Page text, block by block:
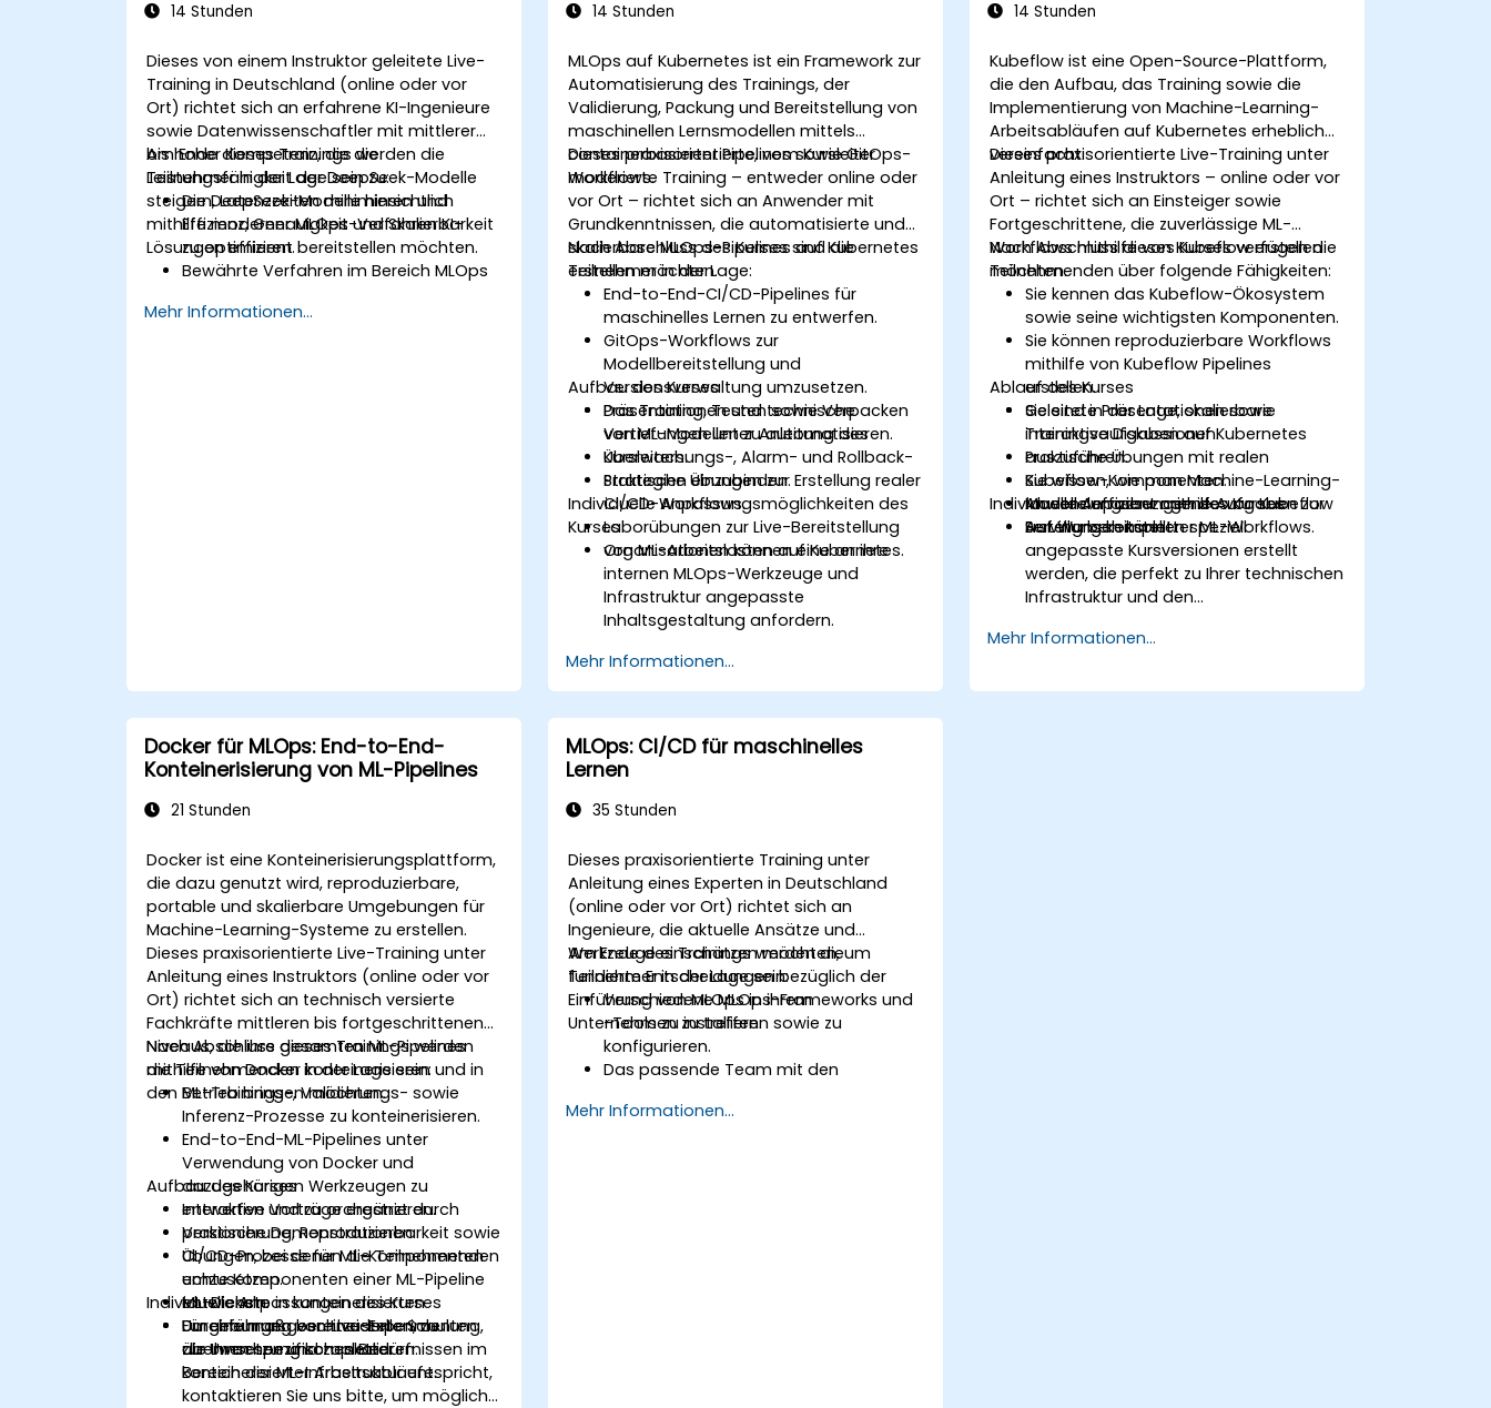
14 Stunden
Dieses von einem Instruktor geleitete Live-
Training in Deutschland (online oder vor
Ort) richtet sich an erfahrene KI-Ingenieure
sowie Datenwissenschaftler mit mittlerer
bis hoher Kompetenz, die die
Leistungsfähigkeit der DeepSeek-Modelle
steigern, Latenzzeiten minimieren und
mithilfe moderner MLOps-Verfahren KI-
Lösungen effizient bereitstellen möchten.
Am Ende dieses Trainings werden die
Teilnehmer in der Lage sein zu:
Die DeepSeek-Modelle hinsichtlich
Effizienz, Genauigkeit und Skalierbarkeit
zu optimieren.
Bewährte Verfahren im Bereich MLOps
DeepSeek-Modelle sowohl in Cloud- als
Mehr Informationen...
14 Stunden
MLOps auf Kubernetes ist ein Framework zur
Automatisierung des Trainings, der
Validierung, Packung und Bereitstellung von
maschinellen Lernsmodellen mittels
containerbasierter Pipelines sowie GitOps-
Workflows.
Dieses praxisorientierte, vom Kursleiter
moderierte Training – entweder online oder
vor Ort – richtet sich an Anwender mit
Grundkenntnissen, die automatisierte und
skalierbare MLOps-Pipelines auf Kubernetes
erstellen möchten.
Nach Abschluss des Kurses sind die
Teilnehmer in der Lage:
End-to-End-CI/CD-Pipelines für
maschinelles Lernen zu entwerfen.
GitOps-Workflows zur
Modellbereitstellung und
Versionsverwaltung umzusetzen.
Das Training, Testen sowie Verpacken
von ML-Modellen zu automatisieren.
Überwachungs-, Alarm- und Rollback-
Strategien einzubinden.
Aufbau des Kurses
Präsentationen und technische
Vertiefungen unter Anleitung des
Kursleiters.
Praktische Übungen zur Erstellung realer
CI/CD-Workflows.
Laborübungen zur Live-Bereitstellung
von ML-Arbeitslasten auf Kubernetes.
Individuelle Anpassungsmöglichkeiten des
Kurses
Organisationen können eine an ihre
internen MLOps-Werkzeuge und
Infrastruktur angepasste
Inhaltsgestaltung anfordern.
Mehr Informationen...
14 Stunden
Kubeflow ist eine Open-Source-Plattform,
die den Aufbau, das Training sowie die
Implementierung von Machine-Learning-
Arbeitsabläufen auf Kubernetes erheblich
vereinfacht.
Dieses praxisorientierte Live-Training unter
Anleitung eines Instruktors – online oder vor
Ort – richtet sich an Einsteiger sowie
Fortgeschrittene, die zuverlässige ML-
Workflows mithilfe von Kubeflow erstellen
möchten.
Nach Abschluss dieses Kurses verfügen die
Teilnehmenden über folgende Fähigkeiten:
Sie kennen das Kubeflow-Ökosystem
sowie seine wichtigsten Komponenten.
Sie können reproduzierbare Workflows
mithilfe von Kubeflow Pipelines
erstellen.
Sie sind in der Lage, skalierbare
Trainingsaufgaben auf Kubernetes
auszuführen.
Sie wissen, wie man Machine-Learning-
Modelle effizient mithilfe von Kubeflow
Serving bereitstellt.
Ablauf des Kurses
Geleitete Präsentationen sowie
interaktive Diskussionen.
Praktische Übungen mit realen
Kubeflow-Komponenten.
Anwendungsbezogene Aufgaben zur
Erstellung kompletter ML-Workflows.
Individuelle Anpassungen des Kurses
Auf Wunsch können speziell
angepasste Kursversionen erstellt
werden, die perfekt zu Ihrer technischen
Infrastruktur und den
Mehr Informationen...
Docker für MLOps: End-to-End-
Konteinerisierung von ML-Pipelines
21 Stunden
Docker ist eine Konteinerisierungsplattform,
die dazu genutzt wird, reproduzierbare,
portable und skalierbare Umgebungen für
Machine-Learning-Systeme zu erstellen.
Dieses praxisorientierte Live-Training unter
Anleitung eines Instruktors (online oder vor
Ort) richtet sich an technisch versierte
Fachkräfte mittleren bis fortgeschrittenen
Niveaus, die ihre gesamten ML-Pipelines
mithilfe von Docker konteinerisieren und in
den Betrieb bringen möchten.
Nach Abschluss dieses Trainings werden
die Teilnehmenden in der Lage sein:
ML-Trainings-, Validierungs- sowie
Inferenz-Prozesse zu konteinerisieren.
End-to-End-ML-Pipelines unter
Verwendung von Docker und
dazugehörigen Werkzeugen zu
entwerfen und zu orchestrieren.
Versionierung, Reproduzierbarkeit sowie
CI/CD-Prozesse für ML-Komponenten
umzusetzen.
ML-Dienste in konteinerisierten
Umgebungen bereitzustellen, zu
überwachen und zu skalieren.
Aufbau des Kurses
Interaktive Vorträge ergänzt durch
praktische Demonstrationen.
Übungen, bei denen die Teilnehmenden
echte Komponenten einer ML-Pipeline
entwickeln.
Durchführung von Live-Experimenten
zur Umsetzung kompletter
konteinerisierter Arbeitsabläufe.
Individuelle Anpassungen des Kurses
Für eine maßgeschneiderte Schulung,
die Ihren spezifischen Bedürfnissen im
Bereich der ML-Infrastruktur entspricht,
kontaktieren Sie uns bitte, um mögliche
MLOps: CI/CD für maschinelles
Lernen
35 Stunden
Dieses praxisorientierte Training unter
Anleitung eines Experten in Deutschland
(online oder vor Ort) richtet sich an
Ingenieure, die aktuelle Ansätze und
Werkzeuge einschätzen möchten, um
fundierte Entscheidungen bezüglich der
Einführung von MLOps in ihrem
Unternehmen zu treffen.
Am Ende des Trainings werden die
Teilnehmer in der Lage sein:
Verschiedene MLOps-Frameworks und
-Tools zu installieren sowie zu
konfigurieren.
Das passende Team mit den
zusammenzustellen, um ein MLOps-
Mehr Informationen...